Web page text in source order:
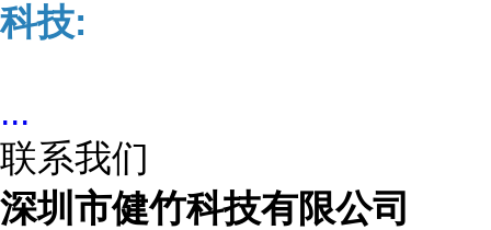
科技:
...
联系我们
深圳市健竹科技有限公司